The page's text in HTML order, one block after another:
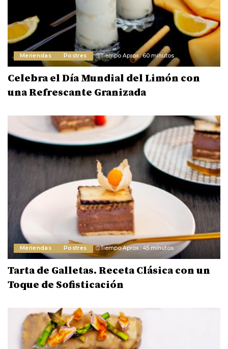
Meriendas Postres Tiempo Aprox.: 60 minutos
Celebra el Día Mundial del Limón con
una Refrescante Granizada
Meriendas Postres Tiempo Aprox.: 45 minutos
Tarta de Galletas. Receta Clásica con un
Toque de Sofisticación